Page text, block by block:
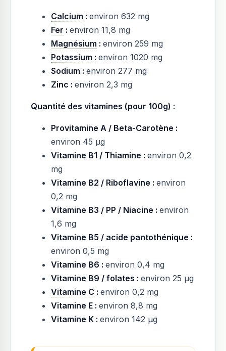
Calcium : environ 632 mg
Fer : environ 11,8 mg
Magnésium : environ 259 mg
Potassium : environ 1020 mg
Sodium : environ 277 mg
Zinc : environ 2,3 mg
Quantité des vitamines (pour 100g) :
Provitamine A / Beta-Carotène :
environ 45 µg
Vitamine B1 / Thiamine : environ 0,2
mg
Vitamine B2 / Riboflavine : environ
0,2 mg
Vitamine B3 / PP / Niacine : environ
1,6 mg
Vitamine B5 / acide pantothénique :
environ 0,5 mg
Vitamine B6 : environ 0,4 mg
Vitamine B9 / folates : environ 25 µg
Vitamine C : environ 0,2 mg
Vitamine E : environ 8,8 mg
Vitamine K : environ 142 µg